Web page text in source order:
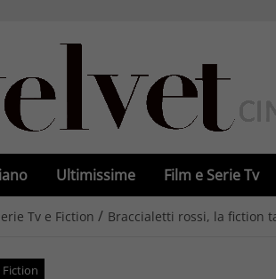
Ultimissime Film e Serie Tv
Tv e Fiction / Braccialetti rossi, la fiction
Fiction